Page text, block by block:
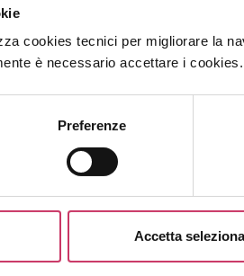
cookies tecnici per migliorare la
è necessario accettare i cookies.
Preferenze
Accetta
prima persona
Selezione per poi
continua il suo
partner del Gruppo
l’incarico di
Vendite Italia. Nel